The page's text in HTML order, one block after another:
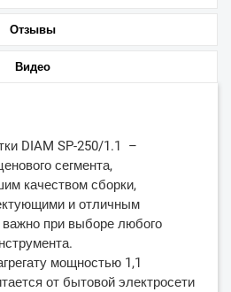
Отзывы
Видео
DIAM SP-250/1.1 –
сегмента,
качеством сборки,
и отличным
при выборе любого
мощностью 1,1
от бытовой электросети